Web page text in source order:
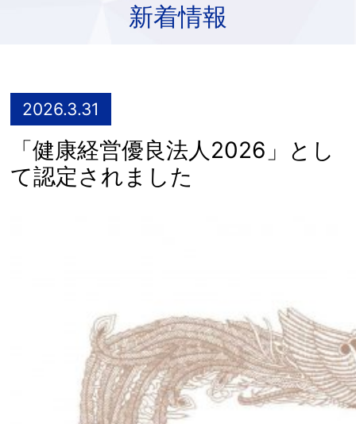
新着情報
2026.3.31
「健康経営優良法人2026」とし
て認定されました